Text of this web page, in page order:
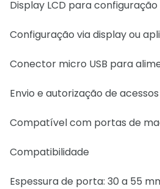
Display LCD para configuração
Configuração via display ou
Conector micro USB para
Envio e autorização de
Compatível com portas de
Compatibilidade
Espessura de porta: 30 a 55